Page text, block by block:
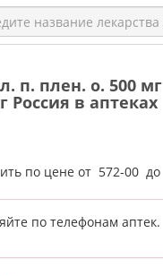
п. плен. о. 500 мг
Россия в аптеках
по цене от 572-00 до
по телефонам аптек.